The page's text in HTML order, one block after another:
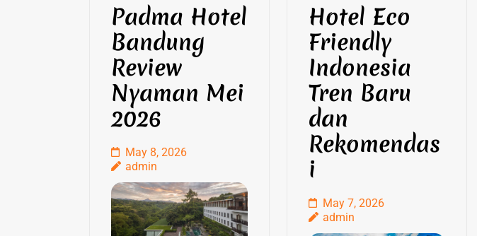
Padma Hotel
Bandung
Review
Nyaman Mei
2026
May 8, 2026
admin
Hotel Eco
Friendly
Indonesia
Tren Baru
dan
Rekomendas
i
May 7, 2026
admin